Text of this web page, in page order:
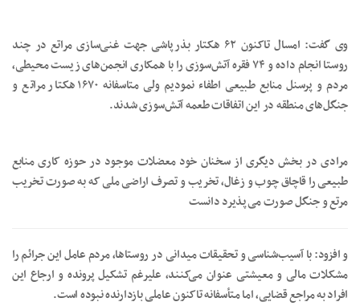
وی گفت: امسال تاکنون ۶۲ هکتار بذرپاشی جهت غنی‌سازی مراتع در چند
روستا انجام داده و ۷۴ فقره آتش‌سوزی را با همکاری انجمن‌های زیست محیطی،
مردم و پرسنل منابع طبیعی اطفاء نمودیم ولی متاسفانه ۱۶۷۰ هکتار مراتع و
جنگل‌های منطقه در این اتفاقات طعمه آتش‌سوزی شدند‌.
مرادی در بخش دیگری از سخنان خود معضلات موجود در حوزه کاری منابع
طبیعی را قاچاق چوب و زغال، تخریب و تصرف اراضی ملی که به صورت تخریب
مرتع و جنگل صورت می‌پذیرد دانست
و افزود: با آسیب‌شناسی و تحقیقات میدانی در روستاها، مردم عامل این جرائم را
مشکلات مالی و معیشتی عنوان می‌کنند، علیرغم تشکیل پرونده و ارجاع این
افراد به مراجع قضایی، اما متأسفانه تاکنون عاملی بازدارنده نبوده است.